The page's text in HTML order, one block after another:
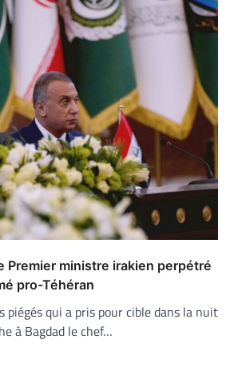
Premier ministre irakien perpétré
pro-Téhéran
piégés qui a pris pour cible dans la nuit
à Bagdad le chef…